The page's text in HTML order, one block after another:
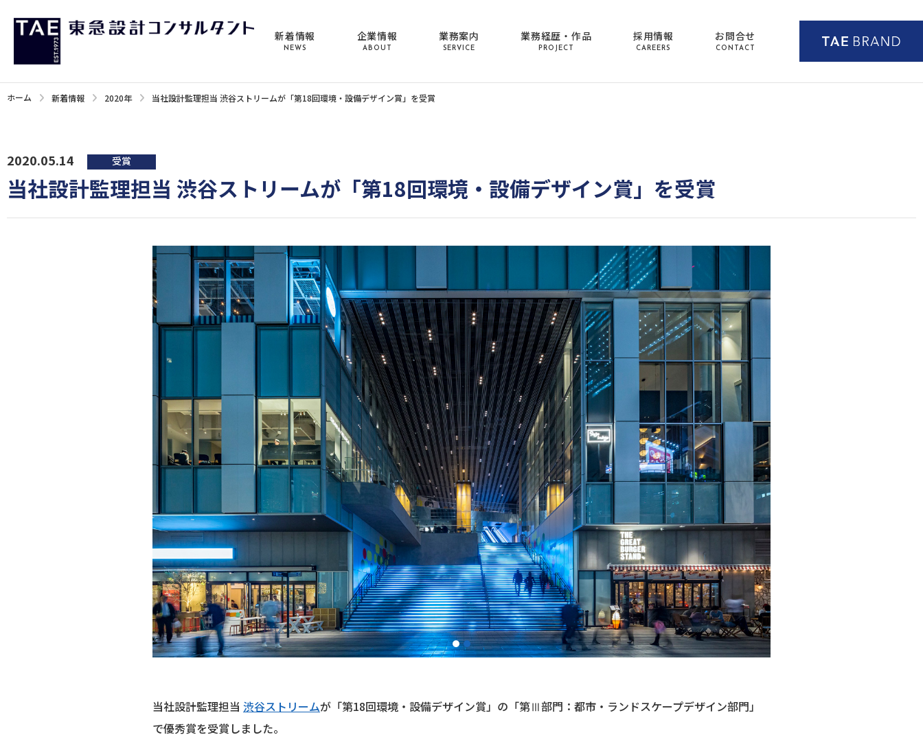
新着情報
NEWS
企業情報
ABOUT
業務案内
SERVICE
業務経歴・作品
PROJECT
採用情報
CAREERS
お問合せ
CONTACT
ホーム 新着情報 2020年 当社設計監理担当 渋谷ストリームが「第18回環境・設備デザイン賞」を受賞
2020.05.14 受賞
当社設計監理担当 渋谷ストリームが「第18回環境・設備デザイン賞」を受賞
1 2
当社設計監理担当 渋谷ストリームが「第18回環境・設備デザイン賞」の「第Ⅲ部門：都市・ランドスケープデザイン部門」
で優秀賞を受賞しました。